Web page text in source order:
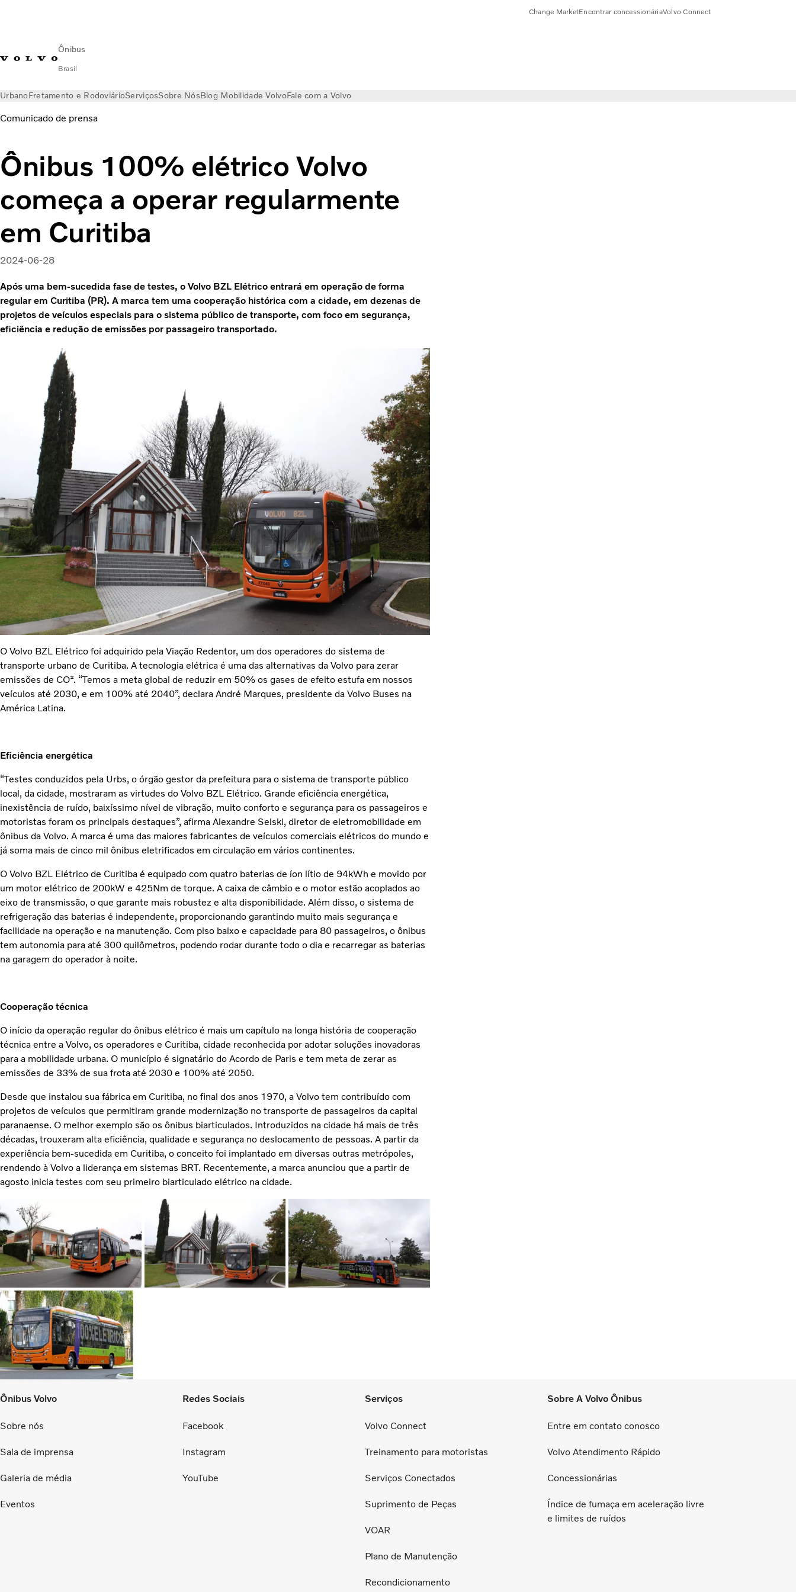
Ônibus
Brasil
Change MarketEncontrar concessionáriaVolvo Connect
UrbanoFretamento e RodoviárioServiçosSobre NósBlog Mobilidade VolvoFale com a Volvo
Comunicado de prensa
Ônibus 100% elétrico Volvo
começa a operar regularmente
em Curitiba
2024-06-28
Após uma bem-sucedida fase de testes, o Volvo BZL Elétrico entrará em operação de forma
regular em Curitiba (PR). A marca tem uma cooperação histórica com a cidade, em dezenas de
projetos de veículos especiais para o sistema público de transporte, com foco em segurança,
eficiência e redução de emissões por passageiro transportado.
O Volvo BZL Elétrico foi adquirido pela Viação Redentor, um dos operadores do sistema de
transporte urbano de Curitiba. A tecnologia elétrica é uma das alternativas da Volvo para zerar
emissões de CO². “Temos a meta global de reduzir em 50% os gases de efeito estufa em nossos
veículos até 2030, e em 100% até 2040”, declara André Marques, presidente da Volvo Buses na
América Latina.
Eficiência energética
“Testes conduzidos pela Urbs, o órgão gestor da prefeitura para o sistema de transporte público
local, da cidade, mostraram as virtudes do Volvo BZL Elétrico. Grande eficiência energética,
inexistência de ruído, baixíssimo nível de vibração, muito conforto e segurança para os passageiros e
motoristas foram os principais destaques”, afirma Alexandre Selski, diretor de eletromobilidade em
ônibus da Volvo. A marca é uma das maiores fabricantes de veículos comerciais elétricos do mundo e
já soma mais de cinco mil ônibus eletrificados em circulação em vários continentes.
O Volvo BZL Elétrico de Curitiba é equipado com quatro baterias de íon lítio de 94kWh e movido por
um motor elétrico de 200kW e 425Nm de torque. A caixa de câmbio e o motor estão acoplados ao
eixo de transmissão, o que garante mais robustez e alta disponibilidade. Além disso, o sistema de
refrigeração das baterias é independente, proporcionando garantindo muito mais segurança e
facilidade na operação e na manutenção. Com piso baixo e capacidade para 80 passageiros, o ônibus
tem autonomia para até 300 quilômetros, podendo rodar durante todo o dia e recarregar as baterias
na garagem do operador à noite.
Cooperação técnica
O início da operação regular do ônibus elétrico é mais um capítulo na longa história de cooperação
técnica entre a Volvo, os operadores e Curitiba, cidade reconhecida por adotar soluções inovadoras
para a mobilidade urbana. O município é signatário do Acordo de Paris e tem meta de zerar as
emissões de 33% de sua frota até 2030 e 100% até 2050.
Desde que instalou sua fábrica em Curitiba, no final dos anos 1970, a Volvo tem contribuído com
projetos de veículos que permitiram grande modernização no transporte de passageiros da capital
paranaense. O melhor exemplo são os ônibus biarticulados. Introduzidos na cidade há mais de três
décadas, trouxeram alta eficiência, qualidade e segurança no deslocamento de pessoas. A partir da
experiência bem-sucedida em Curitiba, o conceito foi implantado em diversas outras metrópoles,
rendendo à Volvo a liderança em sistemas BRT. Recentemente, a marca anunciou que a partir de
agosto inicia testes com seu primeiro biarticulado elétrico na cidade.
Ônibus Volvo
Sobre nós
Sala de imprensa
Galeria de média
Eventos
Redes Sociais
Facebook
Instagram
YouTube
Serviços
Volvo Connect
Treinamento para motoristas
Serviços Conectados
Suprimento de Peças
VOAR
Plano de Manutenção
Recondicionamento
Sobre A Volvo Ônibus
Entre em contato conosco
Volvo Atendimento Rápido
Concessionárias
Índice de fumaça em aceleração livre
e limites de ruídos